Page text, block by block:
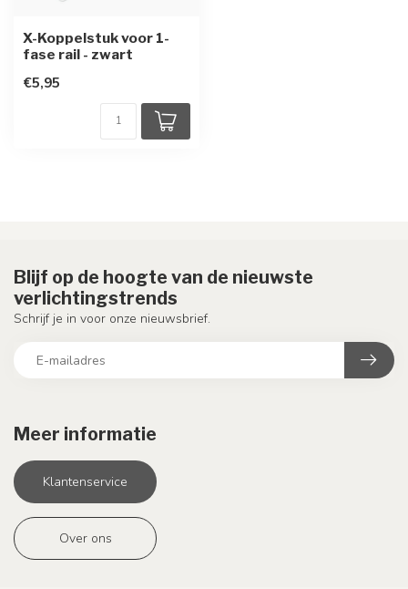
X-Koppelstuk voor 1-
fase rail - zwart
€5,95
Meer informatie
Klantenservice
Over ons
Blijf op de hoogte van de nieuwste
verlichtingstrends
Schrijf je in voor onze nieuwsbrief.